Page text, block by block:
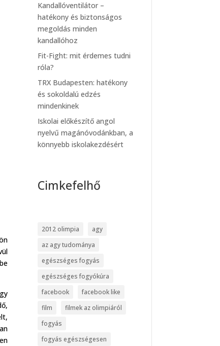
Kandallóventilátor –
hatékony és biztonságos
megoldás minden
kandallóhoz
Fit-Fight: mit érdemes tudni
róla?
TRX Budapesten: hatékony
és sokoldalú edzés
mindenkinek
Iskolai előkészítő angol
nyelvű magánóvodánkban, a
könnyebb iskolakezdésért
Cimkefelhő
2012 olimpia
agy
az agy tudománya
egészséges fogyás
egészséges fogyókúra
facebook
facebook like
film
filmek az olimpiáról
fogyás
fogyás egészségesen